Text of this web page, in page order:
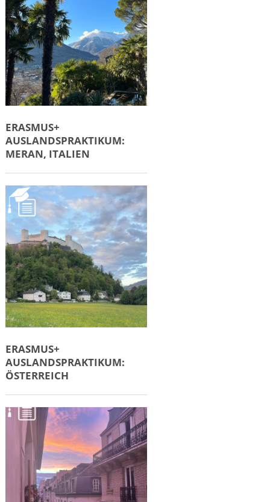
ERASMUS+
AUSLANDSPRAKTIKUM:
MERAN, ITALIEN
ERASMUS+
AUSLANDSPRAKTIKUM:
ÖSTERREICH